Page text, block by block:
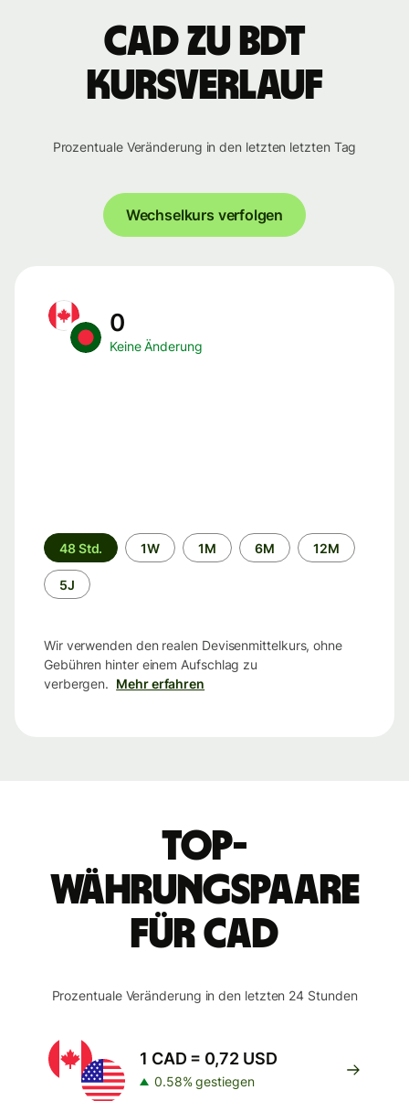
CAD zu BDT
Kursverlauf
Prozentuale Veränderung in den letzten letzten Tag
Wechselkurs verfolgen
0
Keine Änderung
Zeitraum
48 Std. 1W 1M 6M 12M
5J
Wir verwenden den realen Devisenmittelkurs, ohne
Gebühren hinter einem Aufschlag zu
verbergen. Mehr erfahren
Top-
Währungspaare
für CAD
Prozentuale Veränderung in den letzten 24 Stunden
1 CAD = 0,72 USD
0.58% gestiegen